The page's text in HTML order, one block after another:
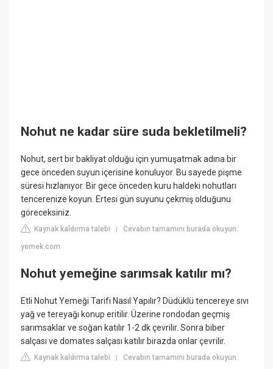
Nohut ne kadar süre suda bekletilmeli?
Nohut, sert bir bakliyat olduğu için yumuşatmak adına bir
gece önceden suyun içerisine konuluyor. Bu sayede pişme
süresi hızlanıyor. Bir gece önceden kuru haldeki nohutları
tencerenize koyun. Ertesi gün suyunu çekmiş olduğunu
göreceksiniz.
Kaynak kaldırma talebi |Cevabın tamamını burada okuyun:
yemek.com
Nohut yemeğine sarımsak katılır mı?
Etli Nohut Yemeği Tarifi Nasıl Yapılır? Düdüklü tencereye sıvı
yağ ve tereyağı konup eritilir. Üzerine rondodan geçmiş
sarımsaklar ve soğan katılır 1-2 dk çevrilir. Sonra biber
salçası ve domates salçası katılır birazda onlar çevrilir.
Kaynak kaldırma talebi |Cevabın tamamını burada okuyun: